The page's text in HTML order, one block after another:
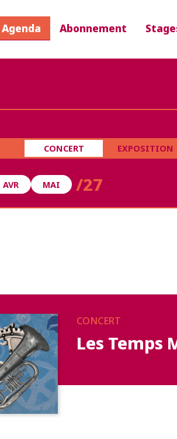
Agenda Abonnement
CONCERT EXPOSITION
AVR MAI /27
CONCERT
Les Temps